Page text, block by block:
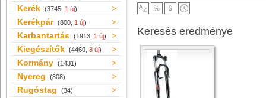
Kerék (3745, 1 új)
Kerékpár (800, 1 új)
Karbantartás (1913, 1 új)
Kiegészítők (4460, 8 új)
Kormány (1431)
Nyereg (808)
Rugóstag (34)
Keresés eredménye